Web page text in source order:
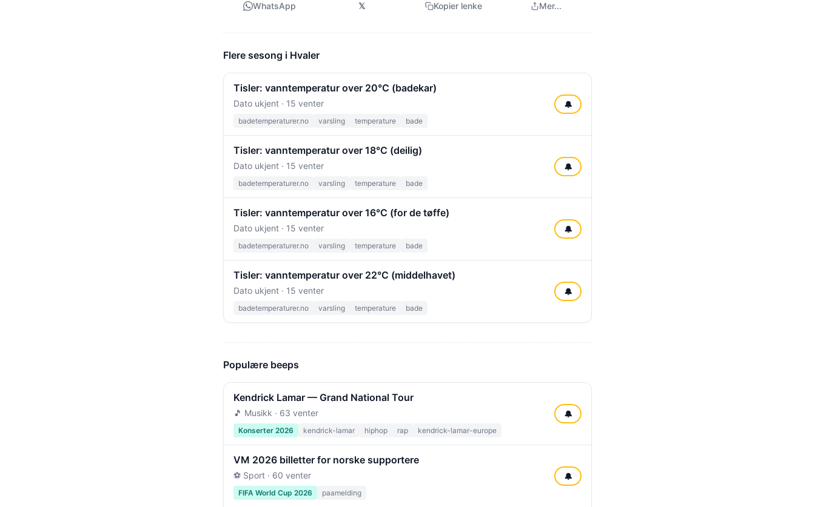
WhatsApp 𝕏 Kopier lenke Mer...
Flere sesong i Hvaler
Tisler: vanntemperatur over 20°C (badekar)
Dato ukjent · 15 venter
badetemperaturer.no varsling temperature bade
🔔
Tisler: vanntemperatur over 18°C (deilig)
Dato ukjent · 15 venter
badetemperaturer.no varsling temperature bade
🔔
Tisler: vanntemperatur over 16°C (for de tøffe)
Dato ukjent · 15 venter
badetemperaturer.no varsling temperature bade
🔔
Tisler: vanntemperatur over 22°C (middelhavet)
Dato ukjent · 15 venter
badetemperaturer.no varsling temperature bade
🔔
Populære beeps
Kendrick Lamar — Grand National Tour
🎵 Musikk · 63 venter
Konserter 2026 kendrick-lamar hiphop rap kendrick-lamar-europe
🔔
VM 2026 billetter for norske supportere
⚽ Sport · 60 venter
FIFA World Cup 2026 paamelding
🔔